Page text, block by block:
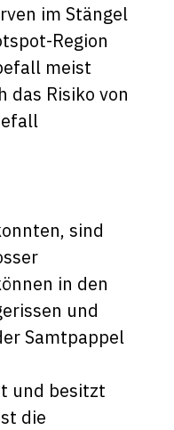
im Stängel
Region
meist
Risiko von
sind
in den
und
Samtpappel
und besitzt
die